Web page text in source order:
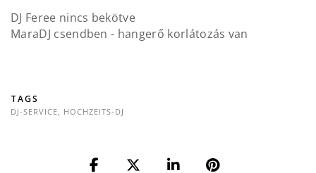
DJ Feree nincs bekötve
MaraDJ csendben - hangerő korlátozás van
TAGS
DJ-SERVICE HOCHZEITS-DJ